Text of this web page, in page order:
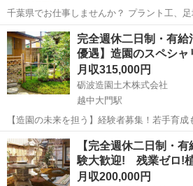
千葉県でお仕事しませんか？ プラント工、足場工にて職人さん大大大
募集中🦾 鳶工職人月収 45万円以上可能🤩 見習でも30万以上🤩 一人親
方さんもOK🙆‍♀️ 当社の社会保険に加入後、現場入場になります！ ⭐️嬉
しい...
富山 富山市 富山駅 鳶職 社会
完全週休二日制・有
優遇】造園のスペシ
月収315,000円
砺波造園土木株式会社
越中大門駅
【造園の未来を担う】経験者募集！若手育成
235,000〜435,000円/日 弊社では、造園技術に優れた経験者を募集して
います。当社は、公園や庭園、企業の敷地内
の仕事に携わっ...
富山 射水市 越中大門駅 施工管理
【完全週休二日制・
験大歓迎! 残業ゼロ!
月収200,000円